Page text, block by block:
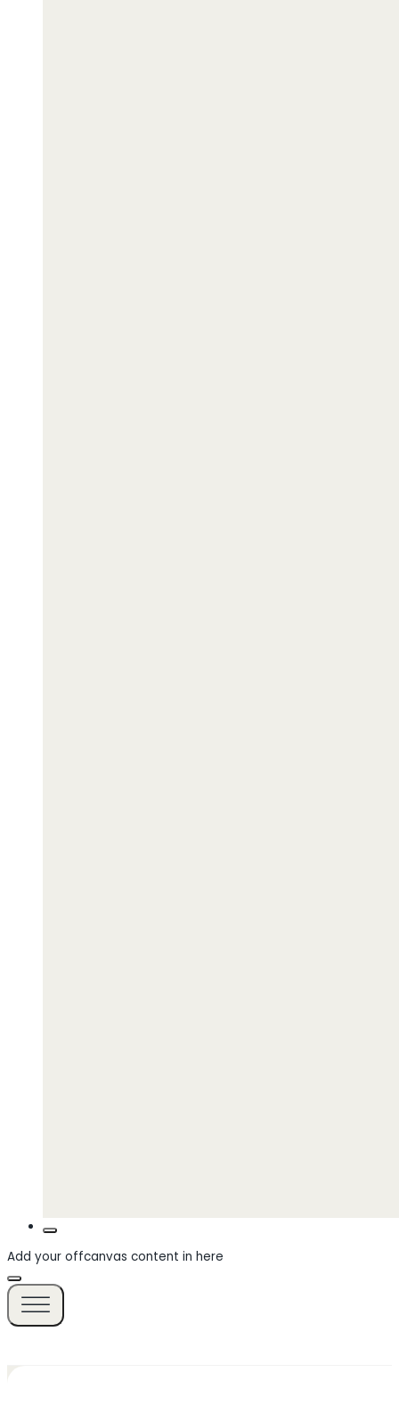
Add your offcanvas content in here